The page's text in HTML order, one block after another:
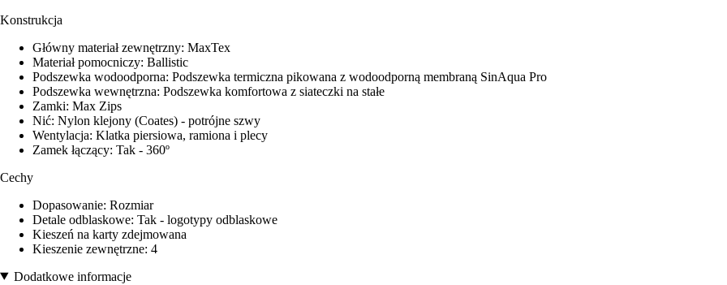
Konstrukcja
Główny materiał zewnętrzny: MaxTex
Materiał pomocniczy: Ballistic
Podszewka wodoodporna: Podszewka termiczna pikowana z wodoodporną membraną SinAqua Pro
Podszewka wewnętrzna: Podszewka komfortowa z siateczki na stałe
Zamki: Max Zips
Nić: Nylon klejony (Coates) - potrójne szwy
Wentylacja: Klatka piersiowa, ramiona i plecy
Zamek łączący: Tak - 360º
Cechy
Dopasowanie: Rozmiar
Detale odblaskowe: Tak - logotypy odblaskowe
Kieszeń na karty zdejmowana
Kieszenie zewnętrzne: 4
Dodatkowe informacje